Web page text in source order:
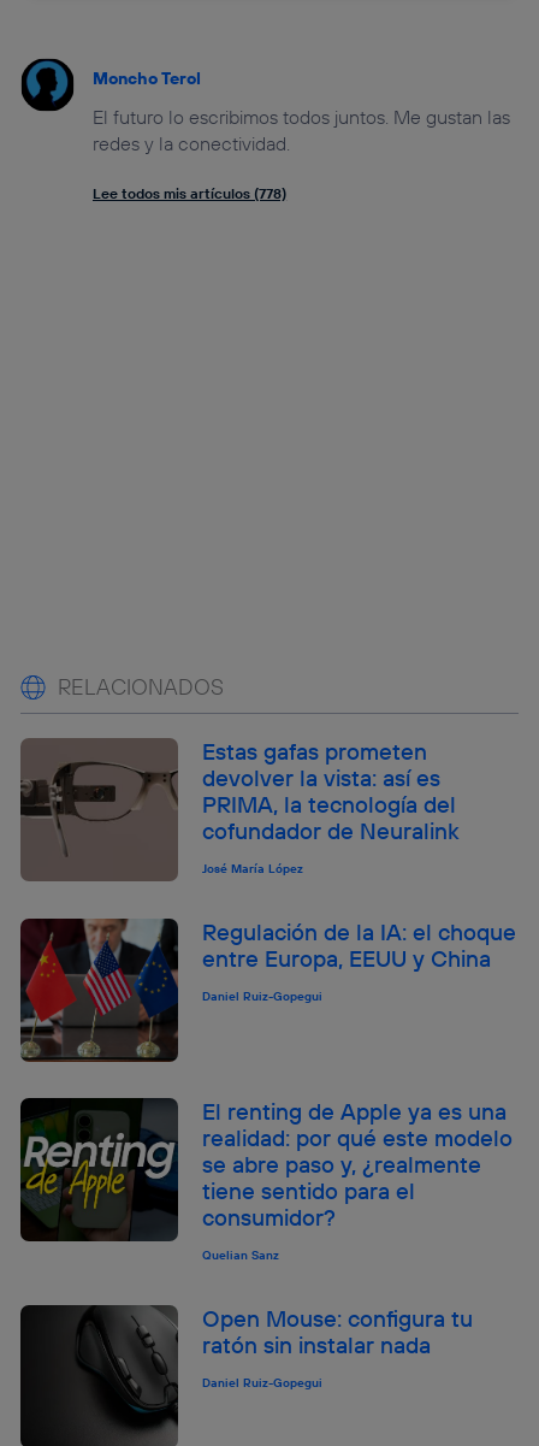
Moncho Terol
El futuro lo escribimos todos juntos. Me gustan las
redes y la conectividad.
Lee todos mis artículos (778)
RELACIONADOS
Estas gafas prometen
devolver la vista: así es
PRIMA, la tecnología del
cofundador de Neuralink
José María López
Regulación de la IA: el choque
entre Europa, EEUU y China
Daniel Ruiz-Gopegui
El renting de Apple ya es una
realidad: por qué este modelo
se abre paso y, ¿realmente
tiene sentido para el
consumidor?
Quelian Sanz
Open Mouse: configura tu
ratón sin instalar nada
Daniel Ruiz-Gopegui